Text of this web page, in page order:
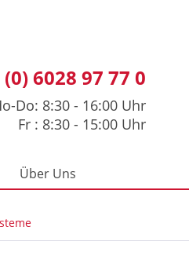
(0) 6028 97 77 0
Do: 8:30 - 16:00 Uhr
Fr : 8:30 - 15:00 Uhr
Über Uns